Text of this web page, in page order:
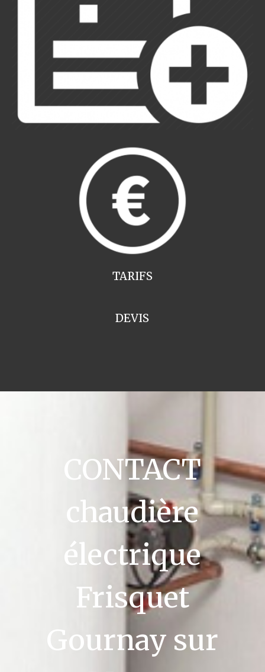
TARIFS
DEVIS
CONTACT
chaudière
électrique
Frisquet
Gournay sur